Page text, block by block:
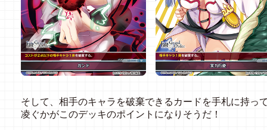
そして、相手のキャラを破棄できるカードを手札に持っ
凌ぐかがこのデッキのポイントになりそうだ！